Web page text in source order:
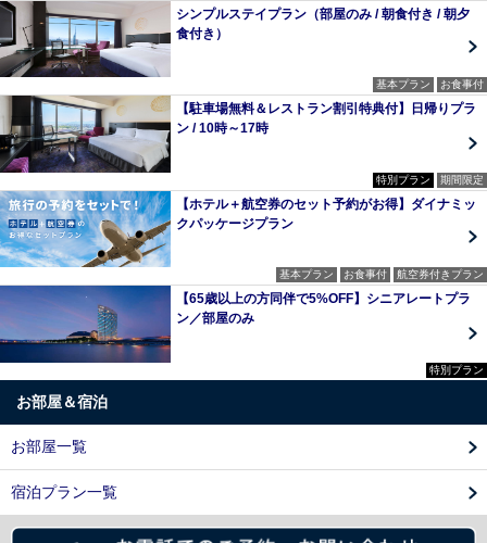
シンプルステイプラン（部屋のみ / 朝食付き / 朝夕
食付き）
基本プラン お食事付
【駐車場無料＆レストラン割引特典付】日帰りプラ
ン / 10時～17時
特別プラン 期間限定
【ホテル＋航空券のセット予約がお得】ダイナミッ
クパッケージプラン
基本プラン お食事付 航空券付きプラン
【65歳以上の方同伴で5%OFF】シニアレートプラ
ン／部屋のみ
特別プラン
お部屋＆宿泊
お部屋一覧
宿泊プラン一覧